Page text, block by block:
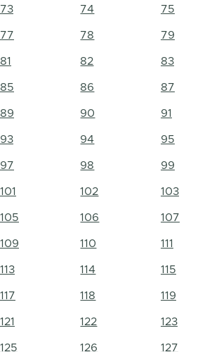
73 74 75
77 78 79
81 82 83
85 86 87
89 90 91
93 94 95
97 98 99
101 102 103
105 106 107
109 110 111
113 114 115
117 118 119
121 122 123
125 126 127